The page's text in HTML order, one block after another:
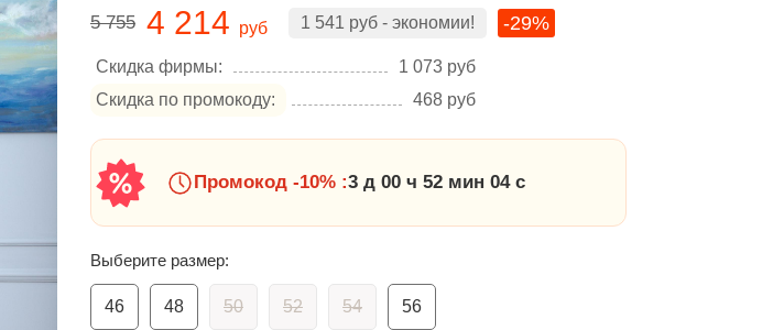
5 755 4 214 руб 1 541 руб - экономии! -29%
Скидка фирмы: 1 073 руб
Скидка по промокоду:
468 руб
Промокод -10% :3 д 00 ч 52 мин 03 с
Выберите размер:
46 48 50 52 54 56